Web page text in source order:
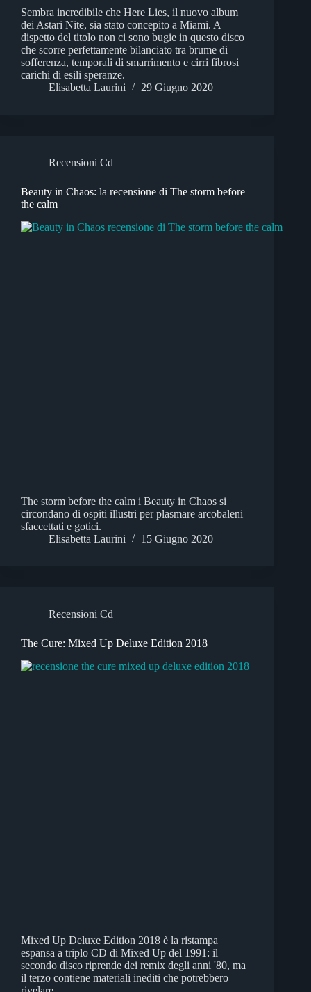
Sembra incredibile che Here Lies, il nuovo album
dei Astari Nite, sia stato concepito a Miami. A
dispetto del titolo non ci sono bugie in questo disco
che scorre perfettamente bilanciato tra brume di
sofferenza, temporali di smarrimento e cirri fibrosi
carichi di esili speranze.
Elisabetta Laurini
29 Giugno 2020
Recensioni Cd
Beauty in Chaos: la recensione di The storm before
the calm
The storm before the calm i Beauty in Chaos si
circondano di ospiti illustri per plasmare arcobaleni
sfaccettati e gotici.
Elisabetta Laurini
15 Giugno 2020
Recensioni Cd
The Cure: Mixed Up Deluxe Edition 2018
Mixed Up Deluxe Edition 2018 è la ristampa
espansa a triplo CD di Mixed Up del 1991: il
secondo disco riprende dei remix degli anni '80, ma
il terzo contiene materiali inediti che potrebbero